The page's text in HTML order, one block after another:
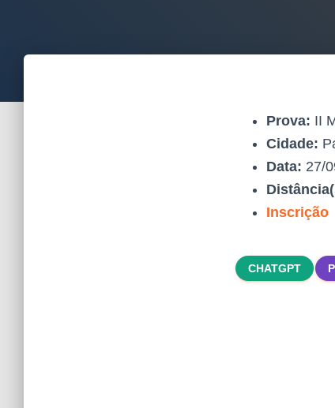
Prova: II
Cidade:
Data: 27/
Inscrição
CHATGPT